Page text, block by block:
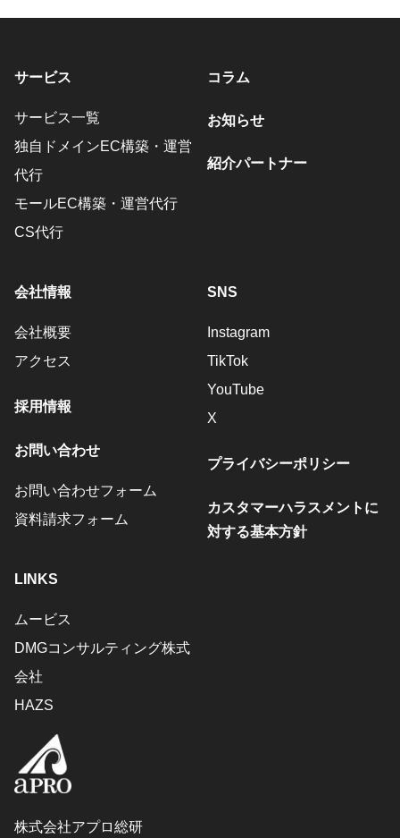
株式会社アプロ総研
サービス
サービス一覧
独自ドメインEC構築・運営
代行
モールEC構築・運営代行
CS代行
コラム
お知らせ
紹介パートナー
会社情報
会社概要
アクセス
採用情報
お問い合わせ
お問い合わせフォーム
資料請求フォーム
SNS
Instagram
TikTok
YouTube
X
プライバシーポリシー
カスタマーハラスメントに
対する基本方針
LINKS
ムービス
DMGコンサルティング株式
会社
HAZS